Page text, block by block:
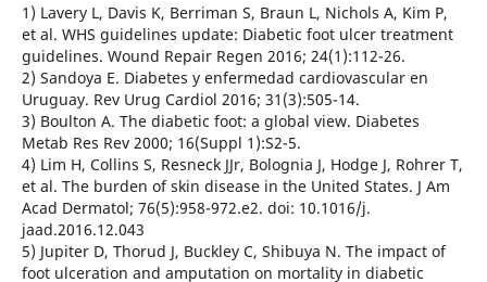
1) Lavery L, Davis K, Berriman S, Braun L, Nichols A, Kim P,
et al. WHS guidelines update: Diabetic foot ulcer treatment
guidelines. Wound Repair Regen 2016; 24(1):112-26.
2) Sandoya E. Diabetes y enfermedad cardiovascular en
Uruguay. Rev Urug Cardiol 2016; 31(3):505-14.
3) Boulton A. The diabetic foot: a global view. Diabetes
Metab Res Rev 2000; 16(Suppl 1):S2-5.
4) Lim H, Collins S, Resneck JJr, Bolognia J, Hodge J, Rohrer T,
et al. The burden of skin disease in the United States. J Am
Acad Dermatol; 76(5):958-972.e2. doi: 10.1016/j.
jaad.2016.12.043
5) Jupiter D, Thorud J, Buckley C, Shibuya N. The impact of
foot ulceration and amputation on mortality in diabetic